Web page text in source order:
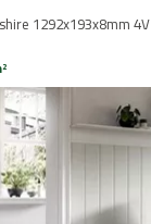
1292x193x8mm 4V
2